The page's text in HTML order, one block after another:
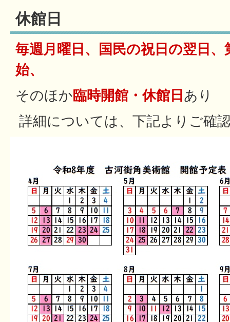
休館日
毎週月曜日、国民の祝日の翌日、
始、
そのほか臨時開館・休館日 あり
詳細については、下記よりご確